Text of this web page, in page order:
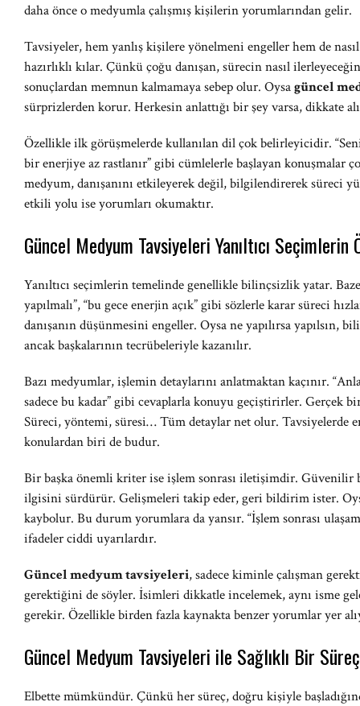
daha önce o medyumla çalışmış kişilerin yorumlarından gelir.
Tavsiyeler, hem yanlış kişilere yönelmeni engeller hem de
hazırlıklı kılar. Çünkü çoğu danışan, sürecin nasıl
sonuçlardan memnun kalmamaya sebep olur. Oysagüncel
sürprizlerden korur. Herkesin anlattığı bir şey varsa, dikkate
Özellikle ilk görüşmelerde kullanılan dil çok belirleyicidir.
bir enerjiye az rastlanır” gibi cümlelerle başlayan konuşmalar
medyum, danışanını etkileyerek değil, bilgilendirerek süreci
etkili yolu ise yorumları okumaktır.
Güncel Medyum Tavsiyeleri Yanıltıcı Seçimlerin
Yanıltıcı seçimlerin temelinde genellikle bilinçsizlik yatar.
yapılmalı”, “bu gece enerjin açık” gibi sözlerle karar süreci
danışanın düşünmesini engeller. Oysa ne yapılırsa yapılsın,
ancak başkalarının tecrübeleriyle kazanılır.
Bazı medyumlar, işlemin detaylarını anlatmaktan kaçınır.
sadece bu kadar” gibi cevaplarla konuyu geçiştirirler. Gerçek
Süreci, yöntemi, süresi… Tüm detaylar net olur. Tavsiyelerde
konulardan biri de budur.
Bir başka önemli kriter ise işlem sonrası iletişimdir.
ilgisini sürdürür. Gelişmeleri takip eder, geri bildirim ister.
kaybolur. Bu durum yorumlara da yansır. “İşlem sonrası
ifadeler ciddi uyarılardır.
Güncel medyum tavsiyeleri, sadece kiminle çalışman
gerektiğini de söyler. İsimleri dikkatle incelemek, aynı isme
gerekir. Özellikle birden fazla kaynakta benzer yorumlar yer
Güncel Medyum Tavsiyeleri ile Sağlıklı Bir
Elbette mümkündür. Çünkü her süreç, doğru kişiyle